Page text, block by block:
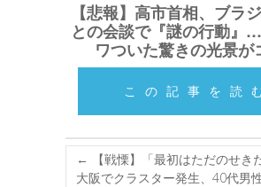
【悲報】高市首相、ブラ
との会談で『謎の行動』
ワついた驚きの光景が
この記事を読
←
【戦慄】「最初はただのせき
大阪でクラスター発生、40代男